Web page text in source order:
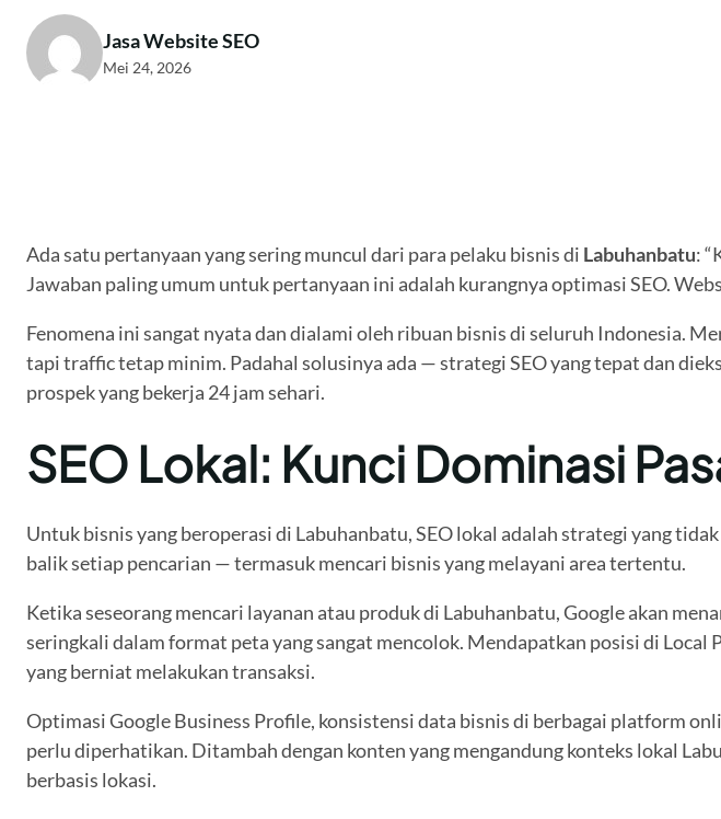
Jasa Website SEO
Mei 24, 2026
Ada satu pertanyaan yang sering muncul dari para pelaku bisnis di Labuhanbatu:
Jawaban paling umum untuk pertanyaan ini adalah kurangnya optimasi SEO.
Fenomena ini sangat nyata dan dialami oleh ribuan bisnis di seluruh Indonesia.
tapi traffic tetap minim. Padahal solusinya ada — strategi SEO yang tepat dan
prospek yang bekerja 24 jam sehari.
SEO Lokal: Kunci Dominasi
Untuk bisnis yang beroperasi di Labuhanbatu, SEO lokal adalah strategi yang
balik setiap pencarian — termasuk mencari bisnis yang melayani area tertentu.
Ketika seseorang mencari layanan atau produk di Labuhanbatu, Google akan
seringkali dalam format peta yang sangat mencolok. Mendapatkan posisi di
yang berniat melakukan transaksi.
Optimasi Google Business Profile, konsistensi data bisnis di berbagai platform
perlu diperhatikan. Ditambah dengan konten yang mengandung konteks lokal
berbasis lokasi.